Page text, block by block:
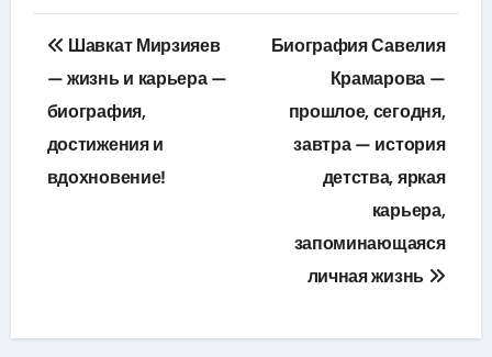
Навигация
по
записям
Шавкат Мирзияев
— жизнь и карьера —
биография,
достижения и
вдохновение!
Биография Савелия
Крамарова —
прошлое, сегодня,
завтра — история
детства, яркая
карьера,
запоминающаяся
личная жизнь